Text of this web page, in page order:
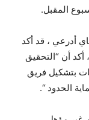
المقبل.
أدرعي ، قد أكد
أن “التحقيق
بتشكيل فريق
الحدود “.